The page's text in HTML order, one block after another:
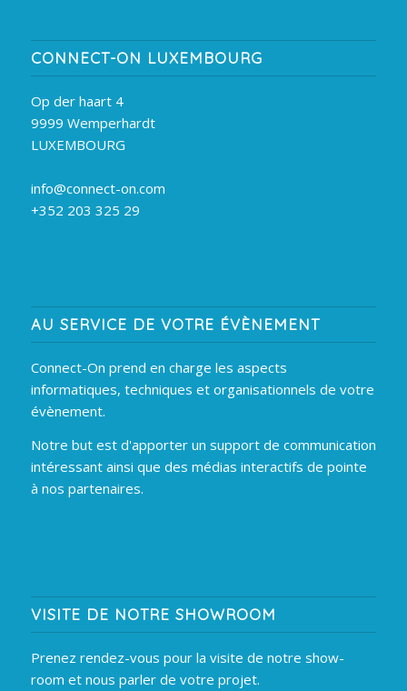
CONNECT-ON LUXEMBOURG
Op der haart 4
9999 Wemperhardt
LUXEMBOURG
info@connect-on.com
+352 203 325 29
AU SERVICE DE VOTRE ÉVÈNEMENT
Connect-On prend en charge les aspects
informatiques, techniques et organisationnels de votre
évènement.
Notre but est d'apporter un support de communication
intéressant ainsi que des médias interactifs de pointe
à nos partenaires.
VISITE DE NOTRE SHOWROOM
Prenez rendez-vous pour la visite de notre show-
room et nous parler de votre projet.